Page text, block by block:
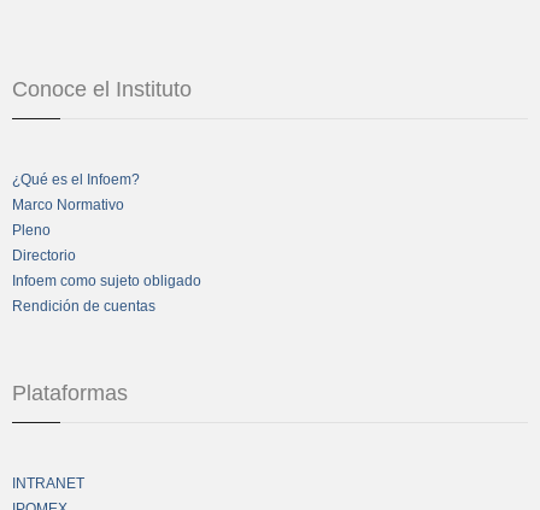
Conoce el Instituto
¿Qué es el Infoem?
Marco Normativo
Pleno
Directorio
Infoem como sujeto obligado
Rendición de cuentas
Plataformas
INTRANET